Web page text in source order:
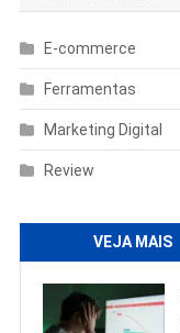
E-commerce
Ferramentas
Marketing Digital
Review
VEJA MAIS